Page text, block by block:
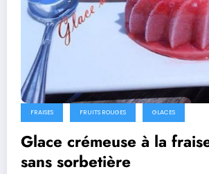
FRAISES FRUITS ROUGES GLACES
Glace crémeuse à la
sans sorbetière